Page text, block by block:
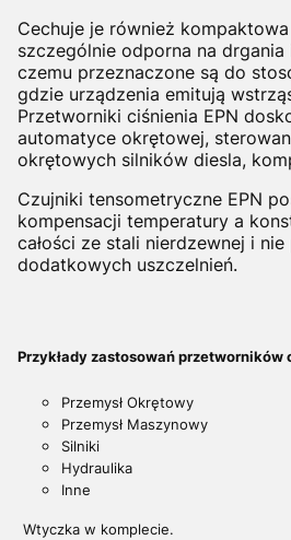
Cechuje je również
szczególnie odporna na
czemu przeznaczone są do
gdzie urządzenia emitują
Przetworniki ciśnienia EPN
automatyce okrętowej,
okrętowych silników diesla,
Czujniki tensometryczne EPN
kompensacji temperatury a
całości ze stali nierdzewnej i
dodatkowych uszczelnień.
Przykłady zastosowań przetworników
Przemysł Okrętowy
Przemysł Maszynowy
Silniki
Hydraulika
Inne
Wtyczka w komplecie.